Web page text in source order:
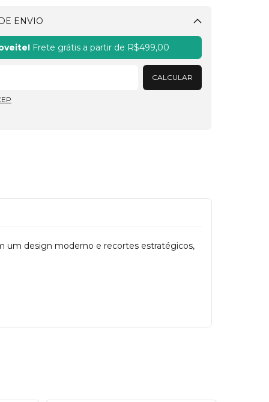
ENVIO
Frete grátis a partir de R$499,00
CALCULAR
um design moderno e recortes estratégicos,